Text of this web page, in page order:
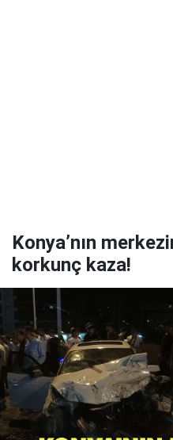
Konya’nın
korkunç kaza!